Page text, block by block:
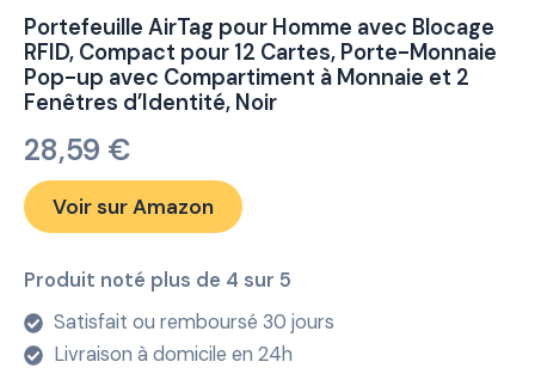
Portefeuille AirTag pour Homme avec Blocage
RFID, Compact pour 12 Cartes, Porte-Monnaie
Pop-up avec Compartiment à Monnaie et 2
Fenêtres d’Identité, Noir
28,59 €
Voir sur Amazon
Produit noté plus de 4 sur 5
Satisfait ou remboursé 30 jours
Livraison à domicile en 24h